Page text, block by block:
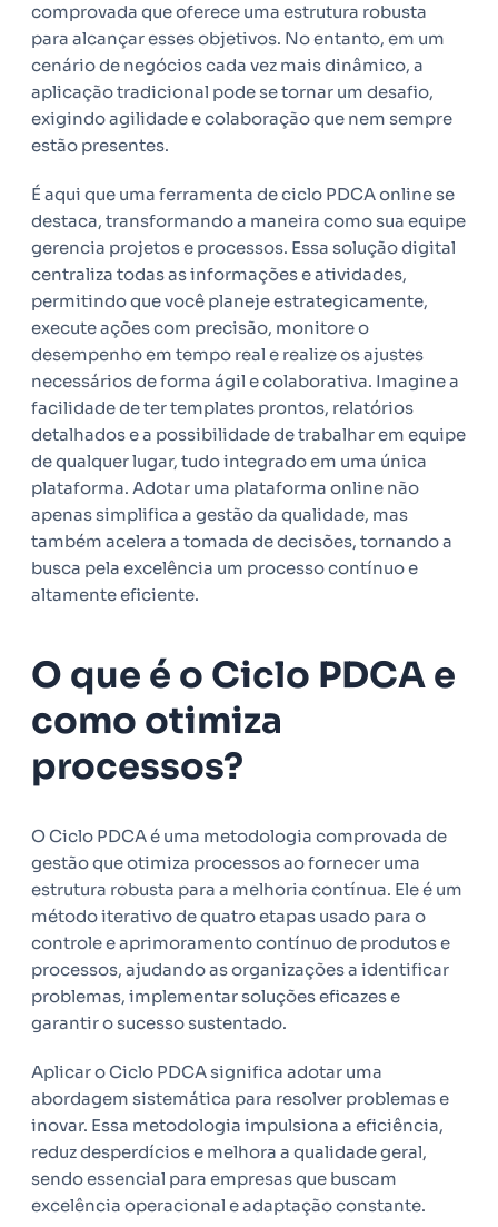
comprovada que oferece uma estrutura robusta
para alcançar esses objetivos. No entanto, em um
cenário de negócios cada vez mais dinâmico, a
aplicação tradicional pode se tornar um desafio,
exigindo agilidade e colaboração que nem sempre
estão presentes.
É aqui que uma ferramenta de ciclo PDCA online se
destaca, transformando a maneira como sua equipe
gerencia projetos e processos. Essa solução digital
centraliza todas as informações e atividades,
permitindo que você planeje estrategicamente,
execute ações com precisão, monitore o
desempenho em tempo real e realize os ajustes
necessários de forma ágil e colaborativa. Imagine a
facilidade de ter templates prontos, relatórios
detalhados e a possibilidade de trabalhar em equipe
de qualquer lugar, tudo integrado em uma única
plataforma. Adotar uma plataforma online não
apenas simplifica a gestão da qualidade, mas
também acelera a tomada de decisões, tornando a
busca pela excelência um processo contínuo e
altamente eficiente.
O que é o Ciclo PDCA e
como otimiza
processos?
O Ciclo PDCA é uma metodologia comprovada de
gestão que otimiza processos ao fornecer uma
estrutura robusta para a melhoria contínua. Ele é um
método iterativo de quatro etapas usado para o
controle e aprimoramento contínuo de produtos e
processos, ajudando as organizações a identificar
problemas, implementar soluções eficazes e
garantir o sucesso sustentado.
Aplicar o Ciclo PDCA significa adotar uma
abordagem sistemática para resolver problemas e
inovar. Essa metodologia impulsiona a eficiência,
reduz desperdícios e melhora a qualidade geral,
sendo essencial para empresas que buscam
excelência operacional e adaptação constante.